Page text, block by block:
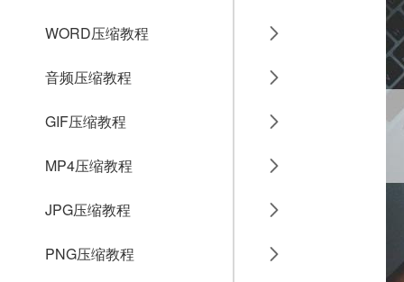
WORD压缩教程
音频压缩教程
GIF压缩教程
MP4压缩教程
JPG压缩教程
PNG压缩教程